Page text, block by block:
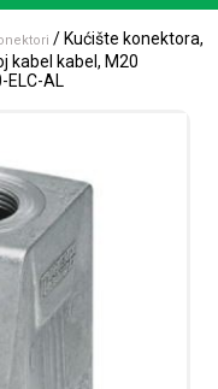
/ Kućište konektora,
kabel kabel, M20
ELC-AL